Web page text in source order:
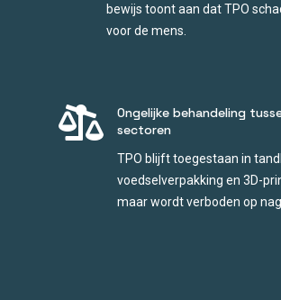
bewijs toont aan dat TPO
voor de mens.

Ongelijke behandeling
sectoren
TPO blijft toegestaan in
voedselverpakking en 3D-
maar wordt verboden op